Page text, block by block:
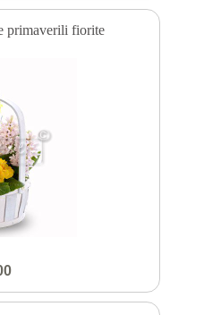
primaverili fiorite